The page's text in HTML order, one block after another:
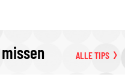
ALLE TIPS